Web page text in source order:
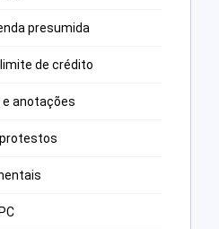
presumida
de crédito
e anotações